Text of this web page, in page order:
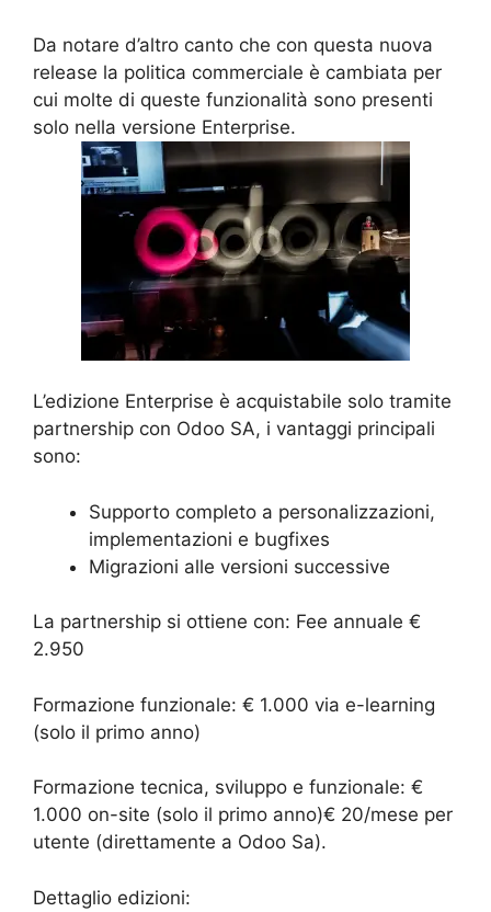
Da notare d’altro canto che con questa nuova
release la politica commerciale è cambiata per
cui molte di queste funzionalità sono presenti
solo nella versione Enterprise.
L’edizione Enterprise è acquistabile solo tramite
partnership con Odoo SA, i vantaggi principali
sono:
Supporto completo a personalizzazioni,
implementazioni e bugfixes
Migrazioni alle versioni successive
La partnership si ottiene con: Fee annuale €
2.950
Formazione funzionale: € 1.000 via e-learning
(solo il primo anno)
Formazione tecnica, sviluppo e funzionale: €
1.000 on-site (solo il primo anno)€ 20/mese per
utente (direttamente a Odoo Sa).
Dettaglio edizioni: